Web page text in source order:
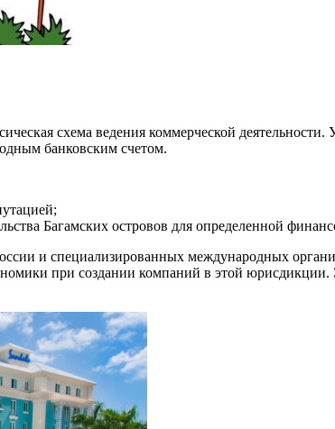
схема ведения коммерческой
банковским счетом.
Багамских островов для определенной
и специализированных международных
при создании компаний в этой